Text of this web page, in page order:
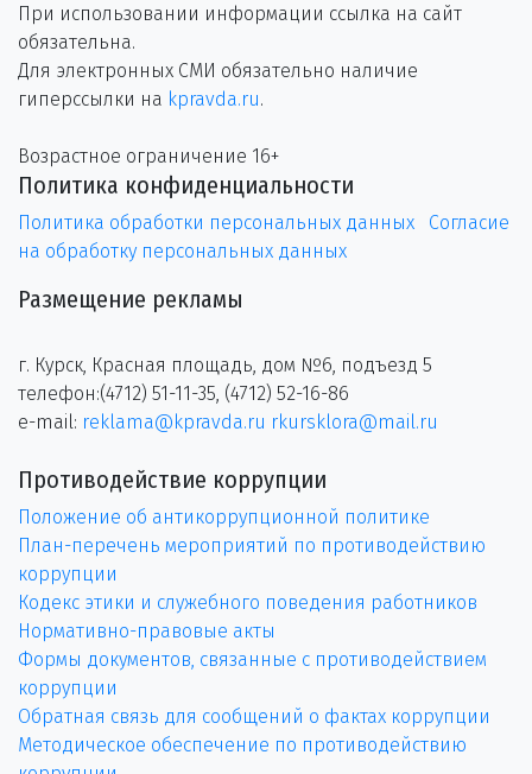
При использовании информации ссылка на сайт
обязательна.
Для электронных СМИ обязательно наличие
гиперссылки на kpravda.ru.
Возрастное ограничение 16+
Политика конфиденциальности
Политика обработки персональных данных
Согласие
на обработку персональных данных
Размещение рекламы
г. Курск, Красная площадь, дом №6, подъезд 5
телефон:(4712) 51-11-35, (4712) 52-16-86
e-mail: reklama@kpravda.ru rkursklora@mail.ru
Противодействие коррупции
Положение об антикоррупционной политике
План-перечень мероприятий по противодействию
коррупции
Кодекс этики и служебного поведения работников
Нормативно-правовые акты
Формы документов, связанные с противодействием
коррупции
Обратная связь для сообщений о фактах коррупции
Методическое обеспечение по противодействию